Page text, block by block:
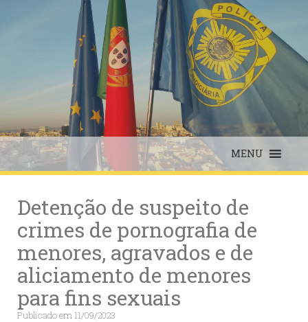
MENU
Detenção de suspeito de
crimes de pornografia de
menores, agravados e de
aliciamento de menores
para fins sexuais
Publicado em11/09/2023